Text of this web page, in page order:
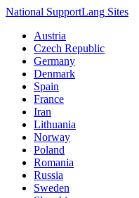
National SupportLang Sites
Austria
Czech Republic
Germany
Denmark
Spain
France
Iran
Lithuania
Norway
Poland
Romania
Russia
Sweden